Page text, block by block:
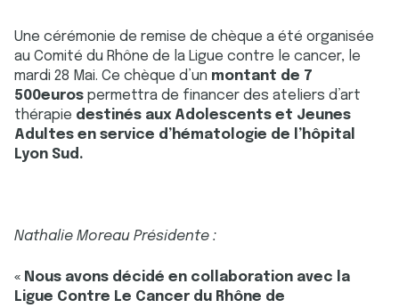
Une cérémonie de remise de chèque a été organisée
au Comité du Rhône de la Ligue contre le cancer, le
mardi 28 Mai. Ce chèque d’un montant de 7
500euros permettra de financer des ateliers d’art
thérapie destinés aux Adolescents et Jeunes
Adultes en service d’hématologie de l’hôpital
Lyon Sud.
Nathalie Moreau Présidente :
« Nous avons décidé en collaboration avec la
Ligue Contre Le Cancer du Rhône de